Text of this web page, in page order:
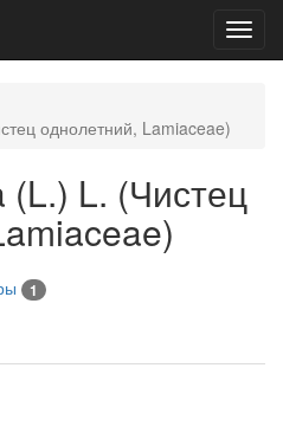
однолетний, Lamiaceae)
(L.) L. (Чистец
1